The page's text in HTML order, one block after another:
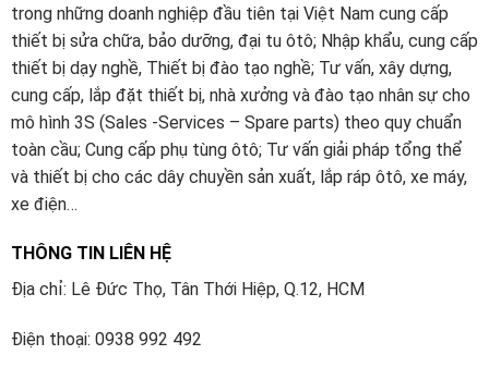
trong những doanh nghiệp đầu tiên tại Việt Nam cung cấp
thiết bị sửa chữa, bảo dưỡng, đại tu ôtô; Nhập khẩu, cung cấp
thiết bị dạy nghề, Thiết bị đào tạo nghề; Tư vấn, xây dựng,
cung cấp, lắp đặt thiết bị, nhà xưởng và đào tạo nhân sự cho
mô hình 3S (Sales -Services – Spare parts) theo quy chuẩn
toàn cầu; Cung cấp phụ tùng ôtô; Tư vấn giải pháp tổng thể
và thiết bị cho các dây chuyền sản xuất, lắp ráp ôtô, xe máy,
xe điện…
THÔNG TIN LIÊN HỆ
Địa chỉ: Lê Đức Thọ, Tân Thới Hiệp, Q.12, HCM
Điện thoại: 0938 992 492